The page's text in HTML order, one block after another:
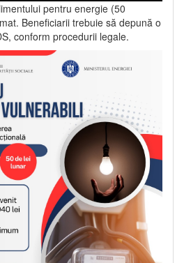
pentru energie (50
Beneficiarii trebuie să depună o
conform procedurii legale.